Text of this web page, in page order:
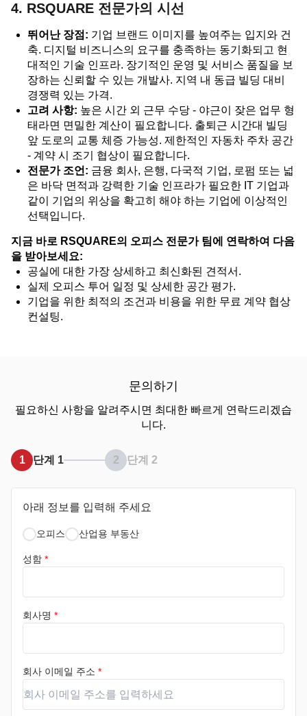
4. RSQUARE 전문가의 시선
뛰어난 장점: 기업 브랜드 이미지를 높여주는 입지와 건
축. 디지털 비즈니스의 요구를 충족하는 동기화되고 현
대적인 기술 인프라. 장기적인 운영 및 서비스 품질을 보
장하는 신뢰할 수 있는 개발사. 지역 내 동급 빌딩 대비
경쟁력 있는 가격.
고려 사항: 높은 시간 외 근무 수당 - 야근이 잦은 업무 형
태라면 면밀한 계산이 필요합니다. 출퇴근 시간대 빌딩
앞 도로의 교통 체증 가능성. 제한적인 자동차 주차 공간
- 계약 시 조기 협상이 필요합니다.
전문가 조언: 금융 회사, 은행, 다국적 기업, 로펌 또는 넓
은 바닥 면적과 강력한 기술 인프라가 필요한 IT 기업과
같이 기업의 위상을 확고히 해야 하는 기업에 이상적인
선택입니다.
지금 바로 RSQUARE의 오피스 전문가 팀에 연락하여 다음
을 받아보세요:
공실에 대한 가장 상세하고 최신화된 견적서.
실제 오피스 투어 일정 및 상세한 공간 평가.
기업을 위한 최적의 조건과 비용을 위한 무료 계약 협상
컨설팅.
문의하기
필요하신 사항을 알려주시면 최대한 빠르게 연락드리겠습
니다.
1 단계 1 2 단계 2
아래 정보를 입력해 주세요
오피스 산업용 부동산
성함 *
회사명 *
회사 이메일 주소 *